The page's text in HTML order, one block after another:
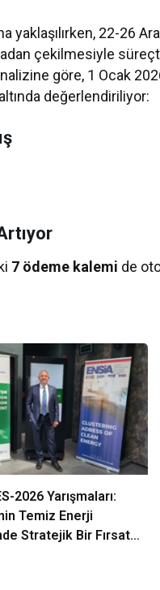
yaklaşılırken, 22-26
çekilmesiyle
göre, 1 Ocak
değerlendiriliyor:
7 ödeme kalemi de
2026 Yarışmaları:
Temiz Enerji
Stratejik Bir Fırsat
Kurumsal Haberler
Media OutReach
Dağıtım Ağını ve